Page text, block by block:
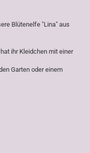
Blütenelfe "Lina" aus
ihr Kleidchen mit einer
Garten oder einem